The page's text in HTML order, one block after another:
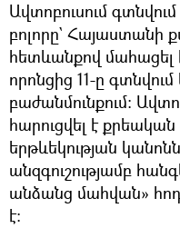
Ավտոբուսում
բոլորը` Հայաստանի
հետևանքով մահացել
որոնցից 11-ը
բաժանմունքում:
հարուցվել է
երթևեկության
անզգուշությամբ
անձանց մահվան»
է: